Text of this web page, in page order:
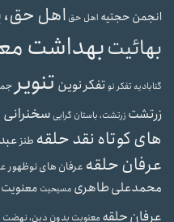
انجمن حجتیه اهل حق اهل حق،
بهائیتبهداشت
گنابادیه تفکر نوتفکر نوین تنویر
زرتشت زرتشت، باستان گرایی
های کوتاه نقد حلقه طنز
عرفان حلقه عرفان های نوظهور
محمدعلی طاهری مسیحیت معنویت
عرفان حلقه معنویت بدون دین، نهضت